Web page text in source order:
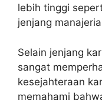
lebih tinggi
jenjang
Selain jenjang
sangat
kesejahteraan
memahami